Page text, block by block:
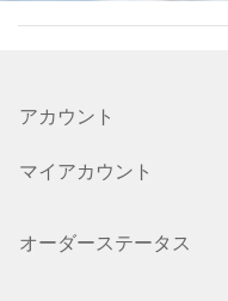
アカウント
マイアカウント
オーダーステータス